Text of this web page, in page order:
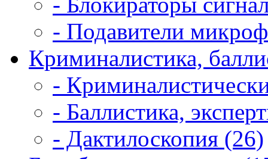
- Подавители
Криминалистика,
-
- Баллистика,
- Дактилоскопия (26)